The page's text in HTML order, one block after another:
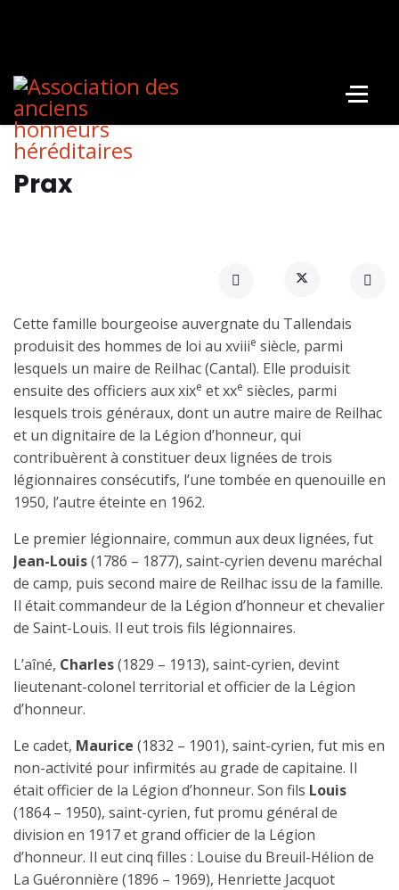
Prax
Cette famille bourgeoise auvergnate du Tallendais
produisit des hommes de loi au xviiie siècle, parmi
lesquels un maire de Reilhac (Cantal). Elle produisit
ensuite des officiers aux xixe et xxe siècles, parmi
lesquels trois généraux, dont un autre maire de Reilhac
et un dignitaire de la Légion d’honneur, qui
contribuèrent à constituer deux lignées de trois
légionnaires consécutifs, l’une tombée en quenouille en
1950, l’autre éteinte en 1962.
Le premier légionnaire, commun aux deux lignées, fut
Jean-Louis(1786 – 1877), saint-cyrien devenu maréchal
de camp, puis second maire de Reilhac issu de la famille.
Il était commandeur de la Légion d’honneur et chevalier
de Saint-Louis. Il eut trois fils légionnaires.
L’aîné, Charles(1829 – 1913), saint-cyrien, devint
lieutenant-colonel territorial et officier de la Légion
d’honneur.
Le cadet, Maurice (1832 – 1901), saint-cyrien, fut mis en
non-activité pour infirmités au grade de capitaine. Il
était officier de la Légion d’honneur. Son fils Louis
(1864 – 1950), saint-cyrien, fut promu général de
division en 1917 et grand officier de la Légion
d’honneur. Il eut cinq filles : Louise du Breuil-Hélion de
La Guéronnière (1896 – 1969), Henriette Jacquot